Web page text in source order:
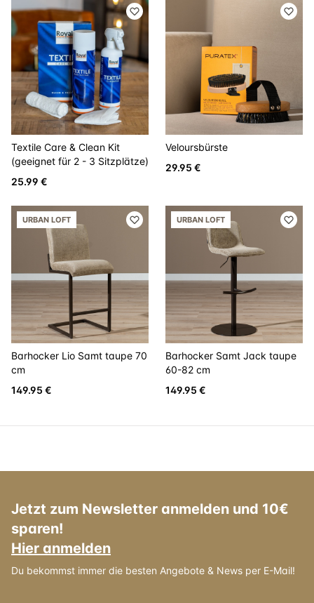
Textile Care & Clean Kit
(geeignet für 2 - 3 Sitzplätze)
25.99 €
Veloursbürste
29.95 €
URBAN LOFT
Barhocker Lio Samt taupe 70
cm
149.95 €
URBAN LOFT
Barhocker Samt Jack taupe
60-82 cm
149.95 €
Jetzt zum Newsletter anmelden und 10€
sparen!
Hier anmelden
Du bekommst immer die besten Angebote & News per E-Mail!